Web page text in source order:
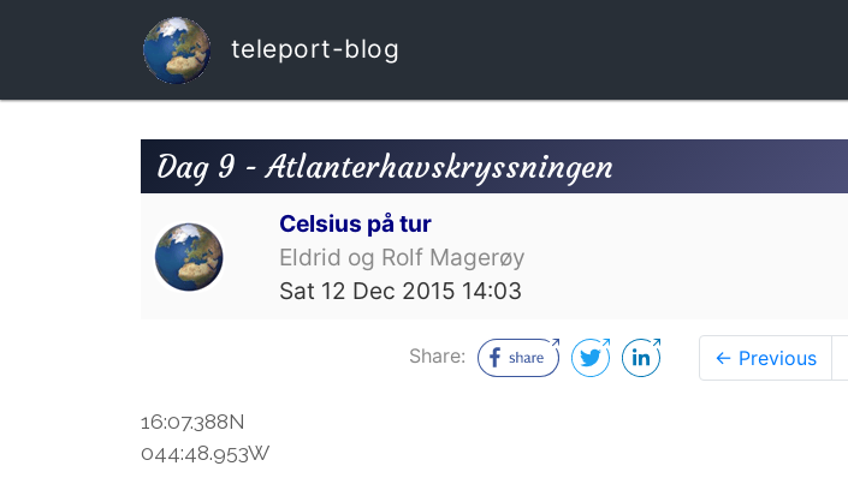
teleport-blog
Dag 9 - Atlanterhavskryssningen
Celsius på tur
Eldrid og Rolf Magerøy
Sat 12 Dec 2015 14:03
Share: ← Previous
16:07.388N
044:48.953W